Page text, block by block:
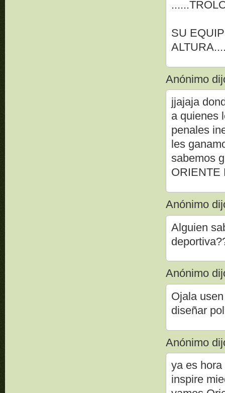
SU
Anónimo
jjajaja
a quienes
penales
les
sabemos
ORIENTE
Anónimo
Alguien
Anónimo
Ojala
diseñar
Anónimo
ya es
inspire